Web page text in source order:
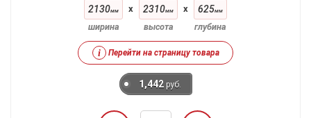
2130мм
ширина
x 2310мм
высота
x 625мм
глубина
i Перейти на страницу товара
1,442 руб.